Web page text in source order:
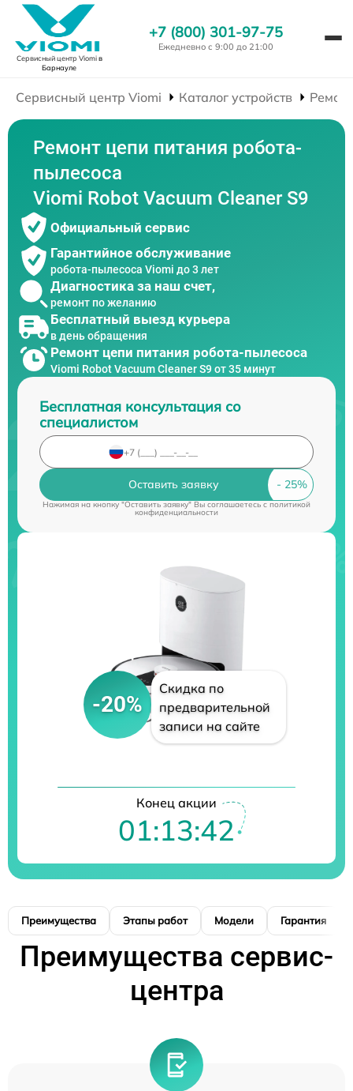
Сервисный центр Viomiв
Барнауле
+7 (800) 301-97-75
Ежедневно с 9:00 до 21:00
Сервисный центр Viomi Каталог устройств
Ремонт цепи питания робота-
пылесоса
Viomi Robot Vacuum Cleaner S9
Официальный сервис
Гарантийное обслуживание
робота-пылесоса Viomi до 3 лет
Диагностика за наш счет,
ремонт по желанию
Бесплатный выезд курьера
в день обращения
Ремонт цепи питания робота-пылесоса
Viomi Robot Vacuum Cleaner S9 от 35 минут
Бесплатная консультация со
специалистом
Оставить заявку
Нажимая на кнопку "Оставить заявку" Вы соглашаетесь cполитикой
конфиденциальности
-20%
Скидка по
предварительной
записи на сайте
Конец акции
01:13:41
Преимущества Этапы работ Модели Гарантия
Преимущества сервис-
центра